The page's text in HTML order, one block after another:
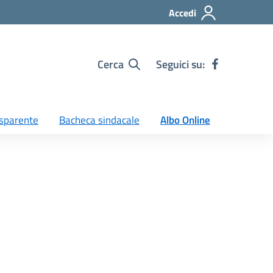
Accedi
Cerca Seguici su:
Bacheca sindacale Albo Online